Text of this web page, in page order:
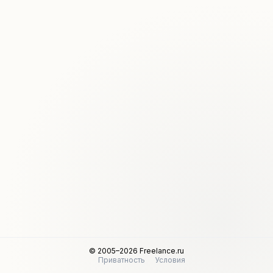
© 2005–2026 Freelance.ru
Приватность
Условия